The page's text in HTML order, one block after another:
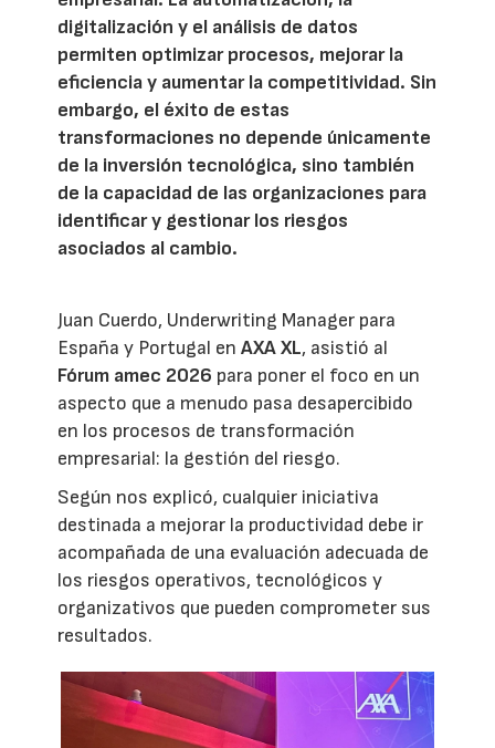
digitalización y el análisis de datos
permiten optimizar procesos, mejorar la
eficiencia y aumentar la competitividad. Sin
embargo, el éxito de estas
transformaciones no depende únicamente
de la inversión tecnológica, sino también
de la capacidad de las organizaciones para
identificar y gestionar los riesgos
asociados al cambio.
Juan Cuerdo, Underwriting Manager para
España y Portugal enAXA XL, asistió al
Fórum amec 2026 para poner el foco en un
aspecto que a menudo pasa desapercibido
en los procesos de transformación
empresarial: la gestión del riesgo.
Según nos explicó, cualquier iniciativa
destinada a mejorar la productividad debe ir
acompañada de una evaluación adecuada de
los riesgos operativos, tecnológicos y
organizativos que pueden comprometer sus
resultados.